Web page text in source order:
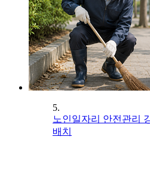
5.
노인일자리 안전관리
배치